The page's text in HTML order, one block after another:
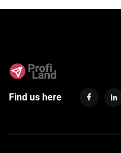
Find us here